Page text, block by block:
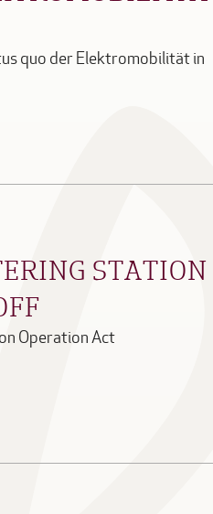
quo der Elektromobilität in
STATION
Operation Act